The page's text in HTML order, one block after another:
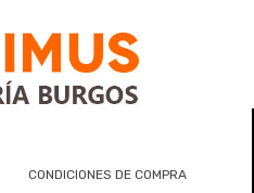
CONDICIONES DE COMPRA